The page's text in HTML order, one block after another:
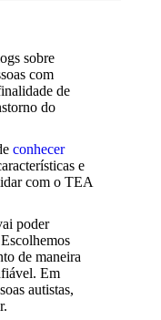
sobre
com
de
do
conhecer
e
com o TEA
poder
de maneira
Em
autistas,